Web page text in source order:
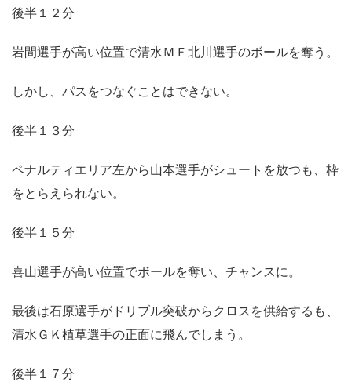
後半１２分
岩間選手が高い位置で清水ＭＦ北川選手のボールを奪う。
しかし、パスをつなぐことはできない。
後半１３分
ペナルティエリア左から山本選手がシュートを放つも、枠
をとらえられない。
後半１５分
喜山選手が高い位置でボールを奪い、チャンスに。
最後は石原選手がドリブル突破からクロスを供給するも、
清水ＧＫ植草選手の正面に飛んでしまう。
後半１７分